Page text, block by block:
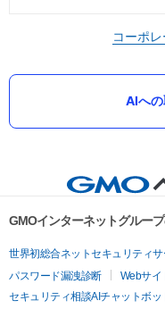
コーポ
AIへ
GMOインターネットグルー
世界初総合ネットセキュリティサ
パスワード漏洩診断
Webサイ
セキュリティ相談AIチャットボッ